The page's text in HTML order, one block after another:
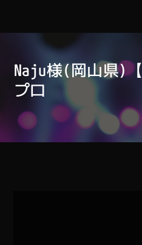
Naju様(岡山県)
プロ